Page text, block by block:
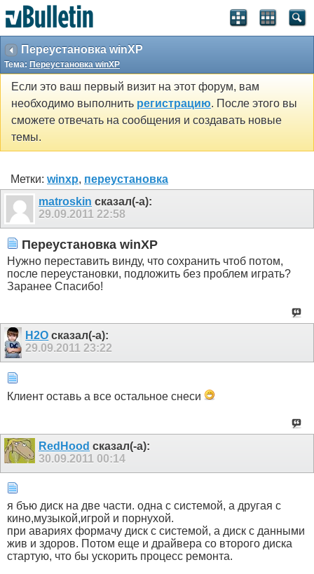
Переустановка winXP
Тема: Переустановка winXP
Если это ваш первый визит на этот форум, вам
необходимо выполнить регистрацию. После этого вы
сможете отвечать на сообщения и создавать новые
темы.
Метки: winxp, переустановка
matroskin сказал(-а):
29.09.2011 22:58
Переустановка winXP
Нужно переставить винду, что сохранить чтоб потом,
после переустановки, подложить без проблем играть?
Заранее Спасибо!
H2O сказал(-а):
29.09.201123:22
Клиент оставь а все остальное снеси
RedHood сказал(-а):
30.09.2011 00:14
я бъю диск на две части. одна с системой, а другая с
кино,музыкой,игрой и порнухой.
при авариях формачу диск с системой, а диск с данными
жив и здоров. Потом еще и драйвера со второго диска
стартую, что бы ускорить процесс ремонта.